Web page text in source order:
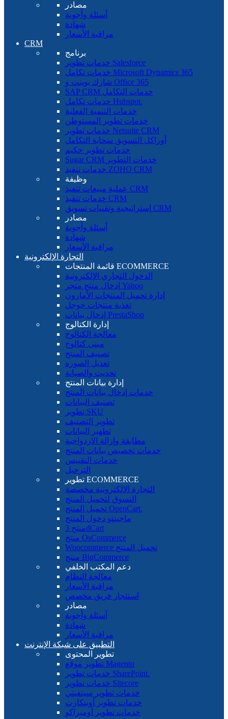
مصادر
أسئلة وأجوبة
شهادة
مراقبة الأسعار
CRM
برنامج
خدمات تطوير Salesforce
خدمات تكامل Microsoft Dynamics 365
شارك بوينت و Office 365
SAP CRM خدمات التكامل
خدمات تكامل Hubspot.
خدمات التنمية الفعلية
خدمات تطوير المستوطن
خدمات تطوير Netsuite CRM
أوراكل التسويق سحابة التكامل
خدمات تطوير حكيم
Sugar CRM خدمات التطوير
خدمات تنفيذ ZOHO CRM
وظيفة
عملية مبيعات تنفيذ CRM
خدمات تنفيذ CRM
إستراتيجية وتقنيات تسويق CRM
مصادر
أسئلة وأجوبة
شهادة
مراقبة الأسعار
التجارة الإلكترونية
قائمة المنتجات ECOMMERCE
الدخول التجاري الإلكترونية
إدخال منتج متجر Yahoo
إدارة تحميل المنتجات الأمازون
تغذية منتجات جوجل
إدخال بيانات PrestaShop
إدارة الكتالوج
معالجة الكتالوج
مبنى كتالوج
تصنيف المنتج
تعديل الصوره
تحديث والصيانة
إدارة بيانات المنتج
خدمات إدخال بيانات المنتج
تصنيف البيانات
تطوير SKU
تطوير التصنيف
تطهير البيانات
مطابقة وإزالة الازدواجية
خدمات تخصيص بيانات المنتج
خدمات التقييس
الترحيل
تطوير ECOMMERCE
التجارة الإلكترونية مخصصة
التسوق لتحميل المنتج
تحميل المنتج OpenCart.
ماجينتو دخول المنتج
منتج 3dCart
منتج OsCommerce
Woocommerce تحميل المنتج
منتج BigCommerce
دعم المكتب الخلفي
معالجة النظام
مراقبة الأسعار
استئجار فريق مخصص
مصادر
أسئلة وأجوبة
شهادة
مراقبة الأسعار
التطبيق على شبكة الإنترنت
تطوير المحتوى
تطوير موقع Magento
خدمات تطوير SharePoint.
خدمات تطوير Sitecore
خدمات تطوير سيتفيتي
خدمات تطوير أوبنكارت
خدمات تطوير أومبراكو